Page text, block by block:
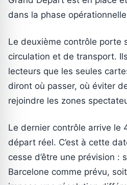
dans la phase
Le deuxième contrôle porte
circulation et de transport.
lecteurs que les seules
diront où passer, où éviter
rejoindre les zones
Le dernier contrôle arrive le
départ réel. C’est à cette
cesse d’être une prévision :
Barcelone comme prévu,